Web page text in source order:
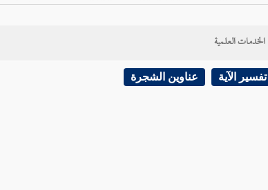
الخدمات العلمية
تفسير الآية عناوين الشجرة